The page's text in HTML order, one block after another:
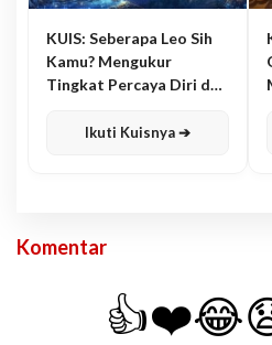
KUIS: Seberapa Leo Sih
Kamu? Mengukur
Tingkat Percaya Diri dan
Ikuti Kuisnya ➔
Komentar
👍❤️😂